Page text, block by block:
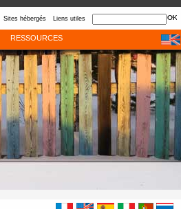
Sites hébergés Liens utiles
RESSOURCES